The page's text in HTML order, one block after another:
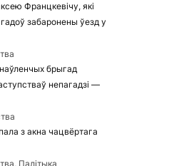
Францкевічу, які
забаронены ўезд у
брыгад
непагадзі —
з акна чацвёртага
Палітыка